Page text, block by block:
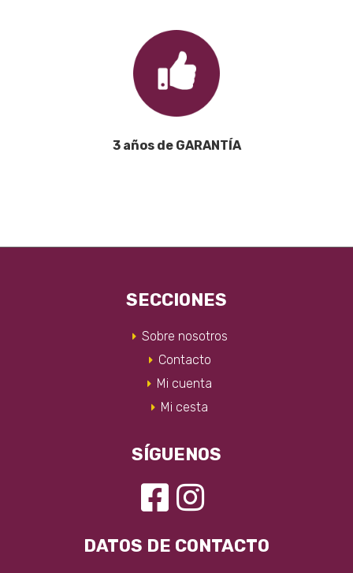
3 años de GARANTÍA
SECCIONES
Sobre nosotros
Contacto
Mi cuenta
Mi cesta
SÍGUENOS
DATOS DE CONTACTO